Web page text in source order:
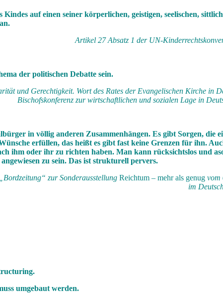
auf einen seiner körperlichen, geistigen, seelischen,
Artikel 27 Absatz 1 der UN-
der politischen Debatte sein.
und Gerechtigkeit. Wort des Rates der Evangelischen Kirche in
Bischofskonferenz zur wirtschaftlichen und sozialen Lage in
in völlig anderen Zusammenhängen. Es gibt Sorgen, die
erfüllen, das heißt es gibt fast keine Grenzen für ihn.
ihm oder ihr zu richten haben. Man kann rücksichtslos und
zu sein. Das ist strukturell pervers.
zur Sonderausstellung Reichtum – mehr als genug vom
im
umgebaut werden.